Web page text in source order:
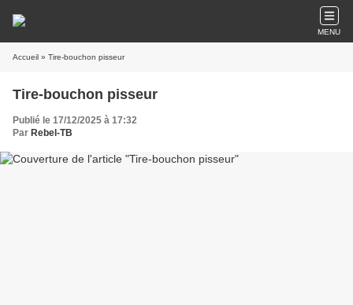
MENU
Accueil » Tire-bouchon pisseur
Tire-bouchon pisseur
Publié le 17/12/2025 à 17:32
Par Rebel-TB